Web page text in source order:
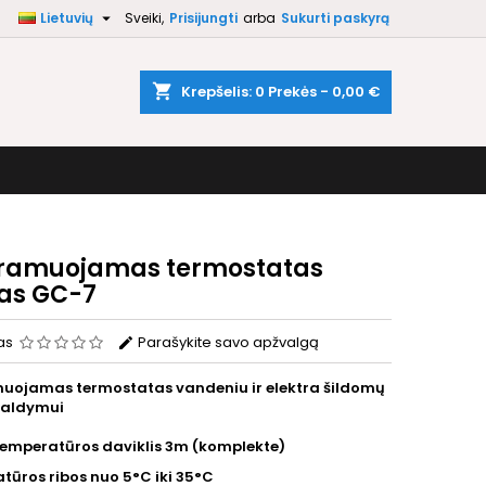
Sveiki, Prisijungti arba Sukurti paskyrą
Lietuvių 
shopping_cart Krepšelis: 0 Prekės - 0,00 €
termostatas
GC-7
Parašykite savo apžvalgą
termostatas vandeniu ir elektra šildomų
daviklis 3m (komplekte)
ribos nuo 5°C iki 35°C